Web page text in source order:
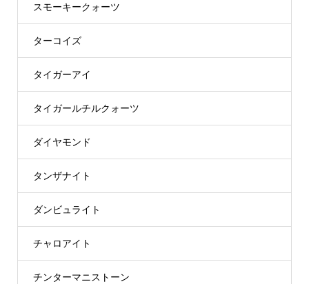
スモーキークォーツ
ターコイズ
タイガーアイ
タイガールチルクォーツ
ダイヤモンド
タンザナイト
ダンビュライト
チャロアイト
チンターマニストーン